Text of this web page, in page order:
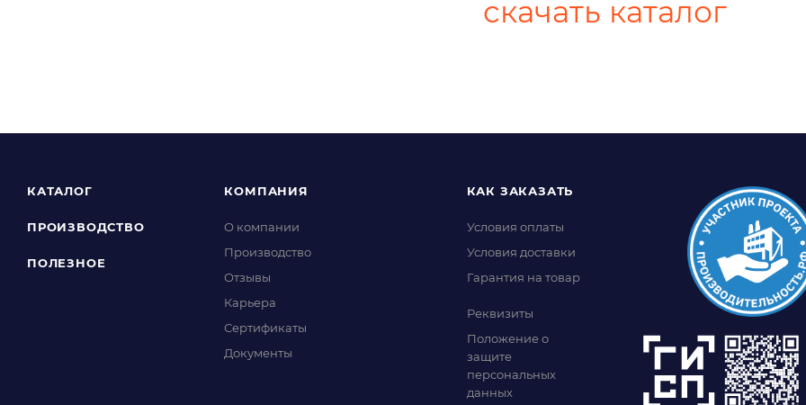
скачать каталог
КАТАЛОГ
ПРОИЗВОДСТВО
ПОЛЕЗНОЕ
КОМПАНИЯ
О компании
Производство
Отзывы
Карьера
Сертификаты
Документы
КАК ЗАКАЗАТЬ
Условия оплаты
Условия доставки
Гарантия на товар
Реквизиты
Положение о
защите
персональных
данных